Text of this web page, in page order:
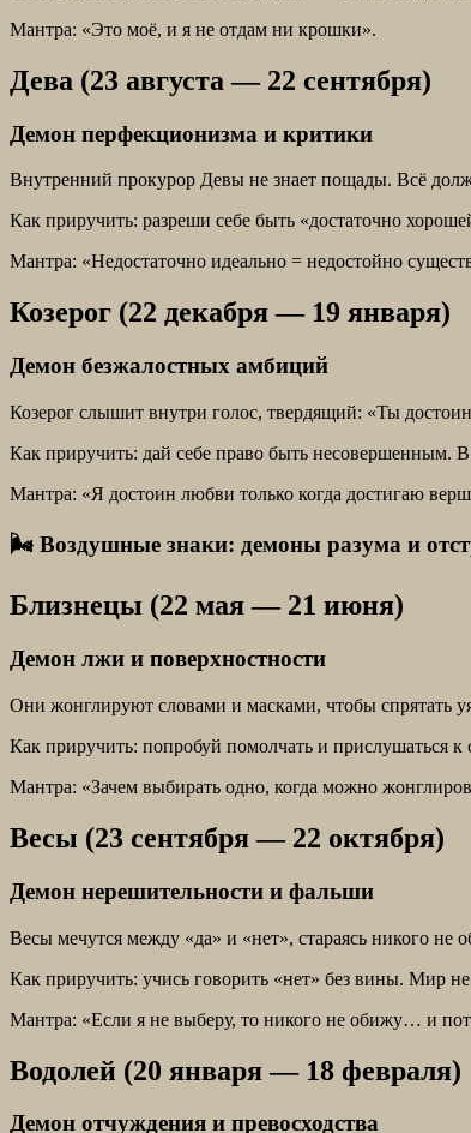
Мантра: «Это моё, и я не отдам ни крошки».
Дева (23 августа — 22 сентября)
Демон перфекционизма и критики
Внутренний прокурор Девы не знает пощады. Всё
Как приручить: разреши себе быть «достаточно
Мантра: «Недостаточно идеально = недостойно
Козерог (22 декабря — 19 января)
Демон безжалостных амбиций
Козерог слышит внутри голос, твердящий: «Ты
Как приручить: дай себе право быть несовершенным.
Мантра: «Я достоин любви только когда достигаю
🌬 Воздушные знаки: демоны разума и
Близнецы (22 мая — 21 июня)
Демон лжи и поверхностности
Они жонглируют словами и масками, чтобы спрятать
Как приручить: попробуй помолчать и прислушаться
Мантра: «Зачем выбирать одно, когда можно
Весы (23 сентября — 22 октября)
Демон нерешительности и фальши
Весы мечутся между «да» и «нет», стараясь никого не
Как приручить: учись говорить «нет» без вины. Мир
Мантра: «Если я не выберу, то никого не обижу… и
Водолей (20 января — 18 февраля)
Демон отчуждения и превосходства